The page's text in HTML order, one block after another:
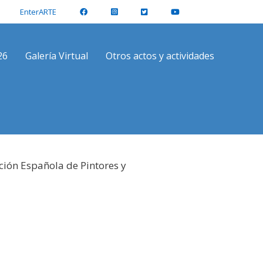
EnterARTE
Galería Virtual Otros actos y actividades
Española de Pintores y